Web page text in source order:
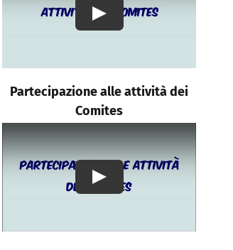
Play
Partecipazione alle attività dei
Comites
Play